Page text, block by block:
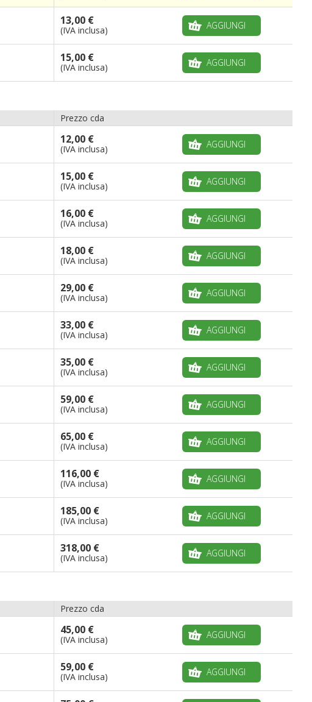
13,00 €
(IVA inclusa) AGGIUNGI
15,00 €
(IVA inclusa) AGGIUNGI
Prezzo cda
12,00 €
(IVA inclusa) AGGIUNGI
15,00 €
(IVA inclusa) AGGIUNGI
16,00 €
(IVA inclusa) AGGIUNGI
18,00 €
(IVA inclusa) AGGIUNGI
29,00 €
(IVA inclusa) AGGIUNGI
33,00 €
(IVA inclusa) AGGIUNGI
35,00 €
(IVA inclusa) AGGIUNGI
59,00 €
(IVA inclusa) AGGIUNGI
65,00 €
(IVA inclusa) AGGIUNGI
116,00 €
(IVA inclusa) AGGIUNGI
185,00 €
(IVA inclusa) AGGIUNGI
318,00 €
(IVA inclusa) AGGIUNGI
Prezzo cda
45,00 €
(IVA inclusa) AGGIUNGI
59,00 €
(IVA inclusa) AGGIUNGI